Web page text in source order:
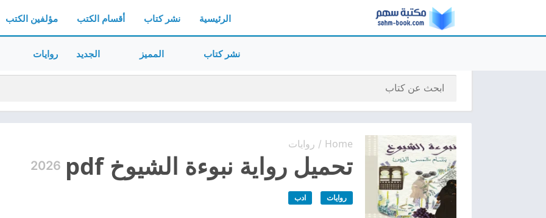
الرئيسية نشر كتاب أقسام الكتب مؤلفين الكتب
نشر كتاب المميز الجديد روايات
Home
/ روايات
تحميل رواية نبوءة الشيوخ pdf 2026
روايات ادب